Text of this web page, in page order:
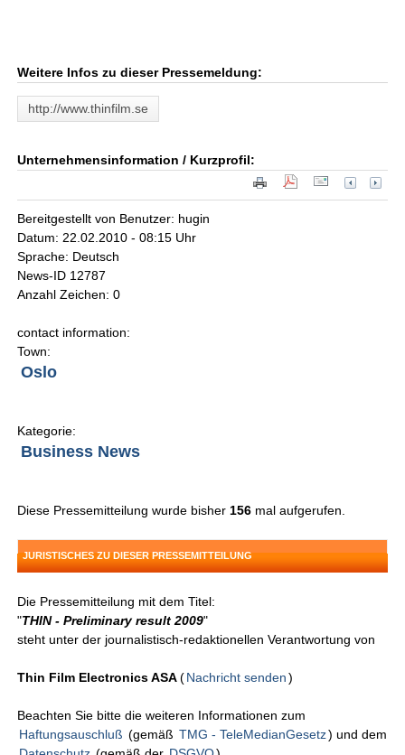
Weitere Infos zu dieser Pressemeldung:
http://www.thinfilm.se
Unternehmensinformation / Kurzprofil:
Bereitgestellt von Benutzer: hugin
Datum: 22.02.2010 - 08:15 Uhr
Sprache: Deutsch
News-ID 12787
Anzahl Zeichen: 0
contact information:
Town:
Oslo
Kategorie:
Business News
Diese Pressemitteilung wurde bisher 156 mal aufgerufen.
JURISTISCHES ZU DIESER PRESSEMITTEILUNG
Die Pressemitteilung mit dem Titel:
"THIN - Preliminary result 2009"
steht unter der journalistisch-redaktionellen Verantwortung von
Thin Film Electronics ASA(Nachricht senden )
Beachten Sie bitte die weiteren Informationen zum
Haftungsauschluß (gemäß TMG - TeleMedianGesetz) und dem